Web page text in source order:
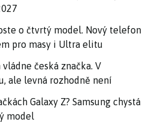
o čtvrtý model. Nový telefon
pro masy i Ultra elitu
česká značka. V
ale levná rozhodně není
Galaxy Z? Samsung chystá
model